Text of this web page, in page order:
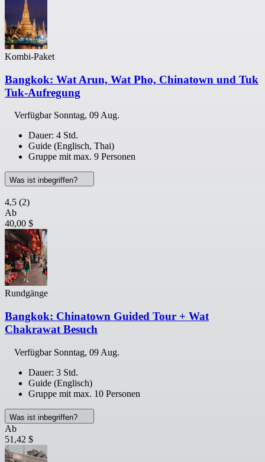
Kombi-Paket
Bangkok: Wat Arun, Wat Pho, Chinatown und Tuk
Tuk-Aufregung
Verfügbar Sonntag, 09 Aug.
Dauer: 4 Std.
Guide (Englisch, Thai)
Gruppe mit max. 9 Personen
Was ist inbegriffen?
4,5 (2)
Ab
40,00 $
Rundgänge
Bangkok: Chinatown Guided Tour + Wat
Chakrawat Besuch
Verfügbar Sonntag, 09 Aug.
Dauer: 3 Std.
Guide (Englisch)
Gruppe mit max. 10 Personen
Was ist inbegriffen?
Ab
51,42 $